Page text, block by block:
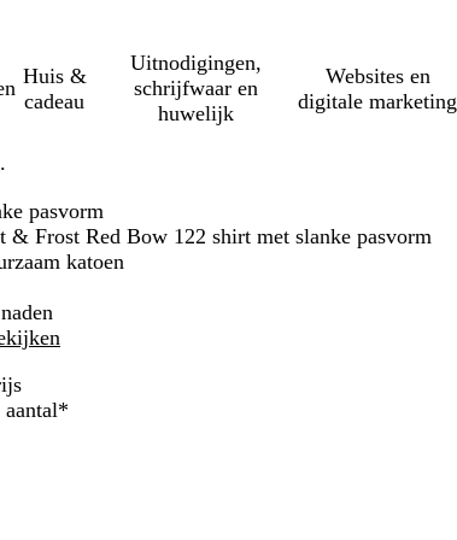
Huis &
cadeau
Uitnodigingen,
schrijfwaar en
huwelijk
Websites en
digitale marketing
pasvorm
& Frost Red Bow 122 shirt met slanke pasvorm
katoen
*